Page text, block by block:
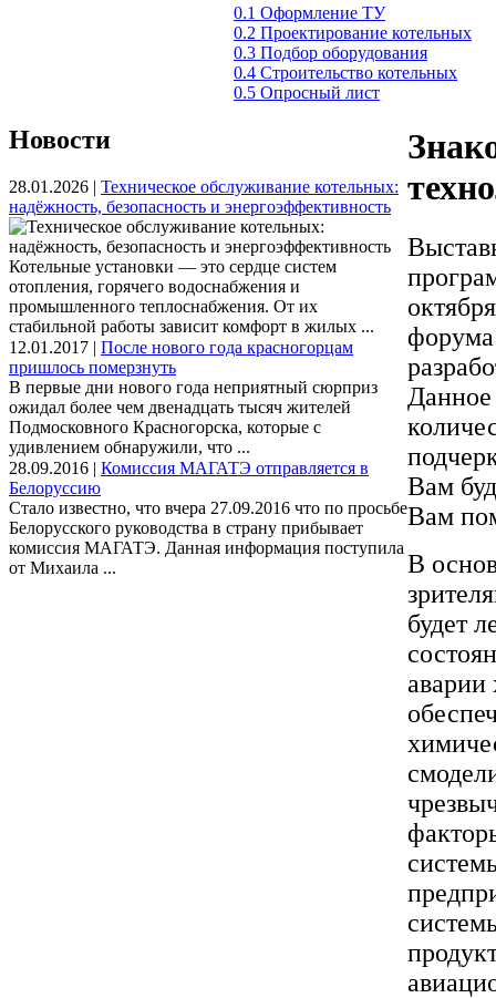
0.1 Оформление ТУ
0.2 Проектирование котельных
0.3 Подбор оборудования
0.4 Строительство котельных
0.5 Опросный лист
Новости
28.01.2026 | Техническое обслуживание котельных:
надёжность, безопасность и энергоэффективность
Котельные установки — это сердце систем
отопления, горячего водоснабжения и
промышленного теплоснабжения. От их
стабильной работы зависит комфорт в жилых ...
12.01.2017 | После нового года красногорцам
пришлось померзнуть
В первые дни нового года неприятный сюрприз
ожидал более чем двенадцать тысяч жителей
Подмосковного Красногорска, которые с
удивлением обнаружили, что ...
28.09.2016 | Комиссия МАГАТЭ отправляется в
Белоруссию
Стало известно, что вчера 27.09.2016 что по просьбе
Белорусского руководства в страну прибывает
комиссия МАГАТЭ. Данная информация поступила
от Михаила ...
форума
Данное
Вам
Вам
В
будет
аварии